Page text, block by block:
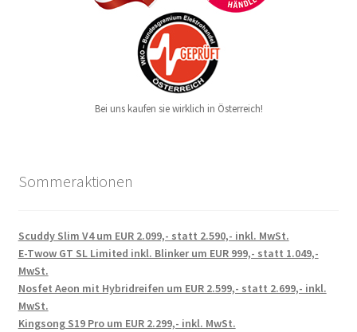
Bei uns kaufen sie wirklich in Österreich!
Sommeraktionen
Scuddy Slim V4 um EUR 2.099,- statt 2.590,- inkl. MwSt.
E-Twow GT SL Limited inkl. Blinker um EUR 999,- statt 1.049,-
MwSt.
Nosfet Aeon mit Hybridreifen um EUR 2.599,- statt 2.699,- inkl.
MwSt.
Kingsong S19 Pro um EUR 2.299,- inkl. MwSt.